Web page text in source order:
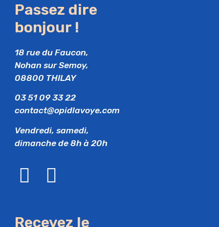
Passez dire
bonjour !
18 rue du Faucon,
Nohan sur Semoy,
08800 THILAY
03 51 09 33 22
contact@opidlavoye.com
Vendredi, samedi,
dimanche de 8h à 20h
Recevez le